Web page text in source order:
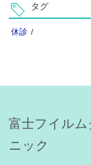
タグ
休診 /
富士フイルム
ニック